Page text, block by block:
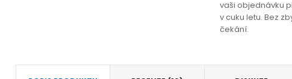
vaši objednávku
v cuku letu. Bez
čekání.